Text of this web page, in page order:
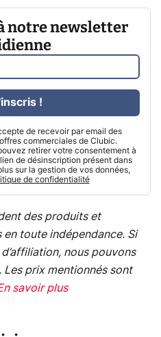
notre newsletter
de recevoir par email des
commerciales de Clubic.
retirer votre consentement à
de désinscription présent dans
sur la gestion de vos données,
de confidentialité
!
des produits et
toute indépendance. Si
nous pouvons
Les prix mentionnés sont
savoir plus